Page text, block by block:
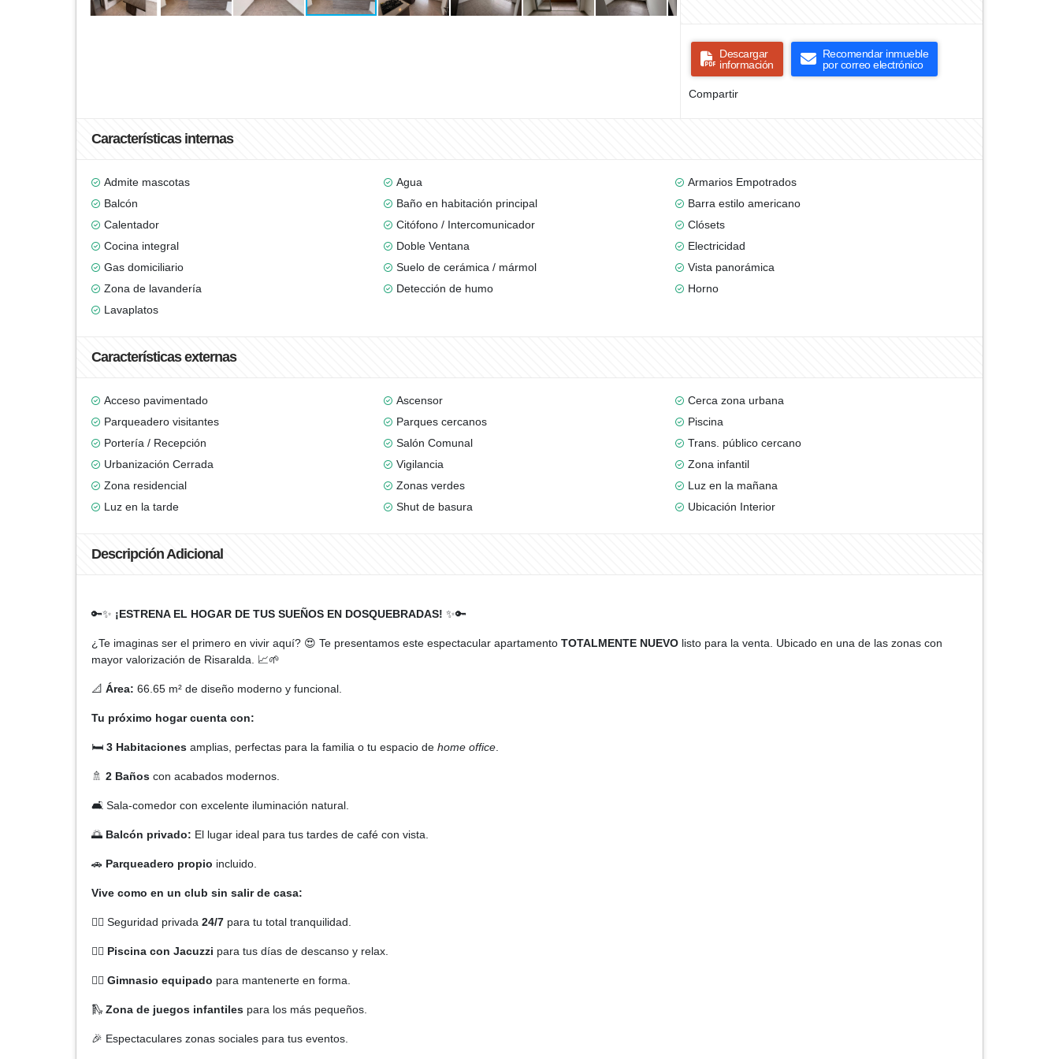
Descargar
información
Recomendar inmueble
por correo electrónico
Compartir
Características internas
Admite mascotas Agua
Armarios Empotrados
Balcón
Baño en habitación principal
Barra estilo americano
Calentador
Citófono / Intercomunicador
Clósets
Cocina integral
Doble Ventana
Electricidad
Gas domiciliario
Suelo de cerámica / mármol
Vista panorámica
Zona de lavandería
Detección de humo
Horno
Lavaplatos
Características externas
Acceso pavimentado Ascensor
Cerca zona urbana
Parqueadero visitantes
Parques cercanos
Piscina
Portería / Recepción
Salón Comunal
Trans. público cercano
Urbanización Cerrada
Vigilancia
Zona infantil
Zona residencial
Zonas verdes
Luz en la mañana
Luz en la tarde
Shut de basura Ubicación Interior
Descripción Adicional
🔑✨ ¡ESTRENA EL HOGAR DE TUS SUEÑOS EN DOSQUEBRADAS! ✨🔑
¿Te imaginas ser el primero en vivir aquí? 😍 Te presentamos este espectacular apartamento TOTALMENTE NUEVO listo para la venta. Ubicado en una de las zonas con
mayor valorización de Risaralda. 📈🌱
📐 Área: 66.65 m² de diseño moderno y funcional.
Tu próximo hogar cuenta con:
🛏️ 3 Habitaciones amplias, perfectas para la familia o tu espacio de home office
🚿 2 Baños con acabados modernos.
🛋️ Sala-comedor con excelente iluminación natural.
🌅 Balcón privado: El lugar ideal para tus tardes de café con vista.
🚗 Parqueadero propio incluido.
Vive como en un club sin salir de casa:
👮‍♂️ Seguridad privada 24/7 para tu total tranquilidad.
🏊‍♂️ Piscina con Jacuzzi para tus días de descanso y relax.
🏋️‍♂️ Gimnasio equipado para mantenerte en forma.
🛝 Zona de juegos infantiles para los más pequeños.
🎉 Espectaculares zonas sociales para tus eventos.